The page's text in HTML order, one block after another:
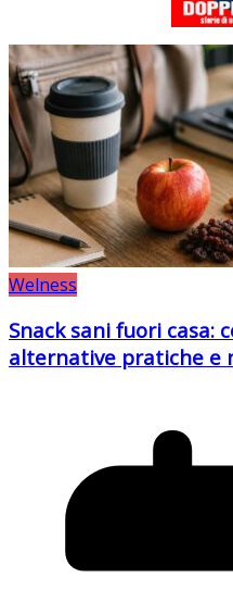
Welness
Snack sani fuori casa:
alternative pratiche e